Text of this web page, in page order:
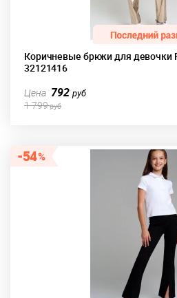
Коричневые брюки для девочки
32121416
Цена 792руб
1 799руб
54